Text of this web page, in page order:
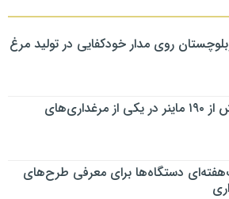
روی مدار خودکفایی در تولید مرغ
کشف بیش از ۱۹۰ ماینر در یکی از مرغداری‌های
دستگاه‌ها برای معرفی طرح‌های